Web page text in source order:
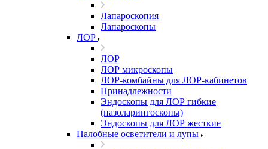
Лапароскопия
Лапароскопы
ЛОР
ЛОР
ЛОР микроскопы
ЛОР-комбайны для ЛОР-кабинетов
Принадлежности
Эндоскопы для ЛОР гибкие
(назоларингоскопы)
Эндоскопы для ЛОР жесткие
Налобные осветители и лупы